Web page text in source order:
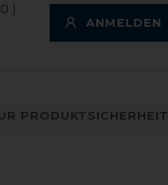
0
ANMELDEN
PRODUKTSICHERHEIT